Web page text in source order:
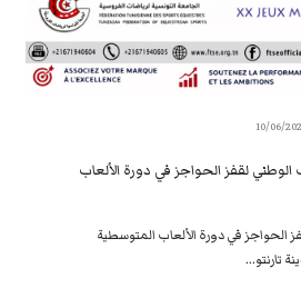
لقفز الحواجز في دورة الألعاب
الحواجز في دورة الألعاب المتوسطية
تارنتو...